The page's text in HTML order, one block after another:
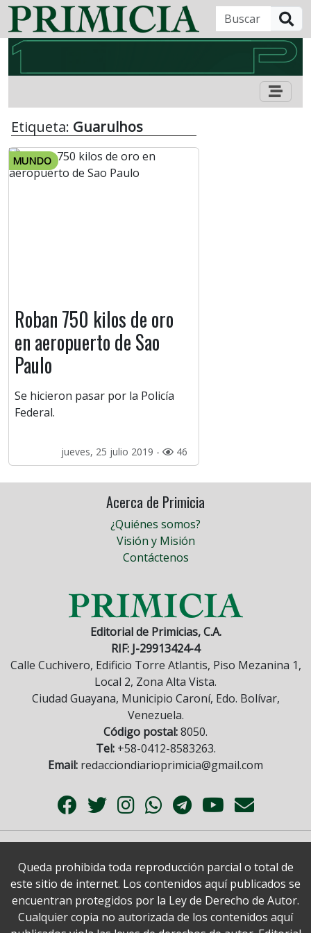
Etiqueta: Guarulhos
MUNDO
Roban 750 kilos de oro
en aeropuerto de Sao
Paulo
Se hicieron pasar por la Policía
Federal.
jueves, 25 julio 2019 - 46
Acerca de Primicia
¿Quiénes somos?
Visión y Misión
Contáctenos
Editorial de Primicias, C.A.
RIF: J-29913424-4
Calle Cuchivero, Edificio Torre Atlantis, Piso Mezanina 1,
Local 2, Zona Alta Vista.
Ciudad Guayana, Municipio Caroní, Edo. Bolívar,
Venezuela.
Código postal:8050.
Tel:+58-0412-8583263.
Email: redacciondiarioprimicia@gmail.com
Queda prohibida toda reproducción parcial o total de
este sitio de internet. Los contenidos aquí publicados se
encuentran protegidos por la Ley de Derecho de Autor.
Cualquier copia no autorizada de los contenidos aquí